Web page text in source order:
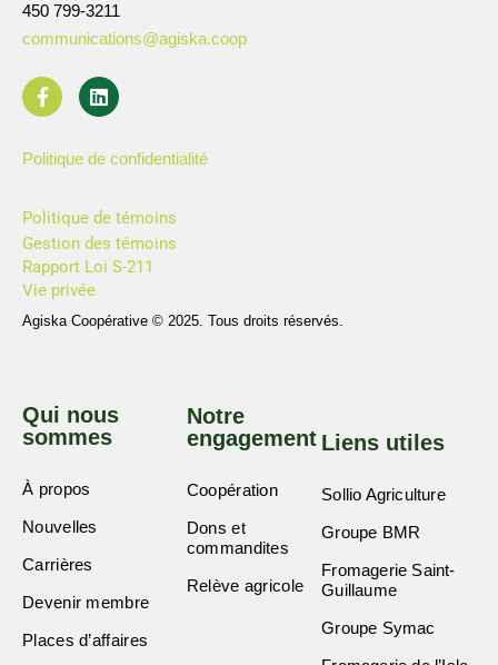
450 799-3211
communications@agiska.coop
Politique de confidentialité
Politique de témoins
Gestion des témoins
Rapport Loi S-211
Vie privée
Agiska Coopérative © 2025. Tous droits réservés.
Qui nous
sommes
À propos
Nouvelles
Carrières
Devenir membre
Places d’affaires
Notre
engagement
Coopération
Dons et
commandites
Relève agricole
Liens utiles
Sollio Agriculture
Groupe BMR
Fromagerie Saint-
Guillaume
Groupe Symac